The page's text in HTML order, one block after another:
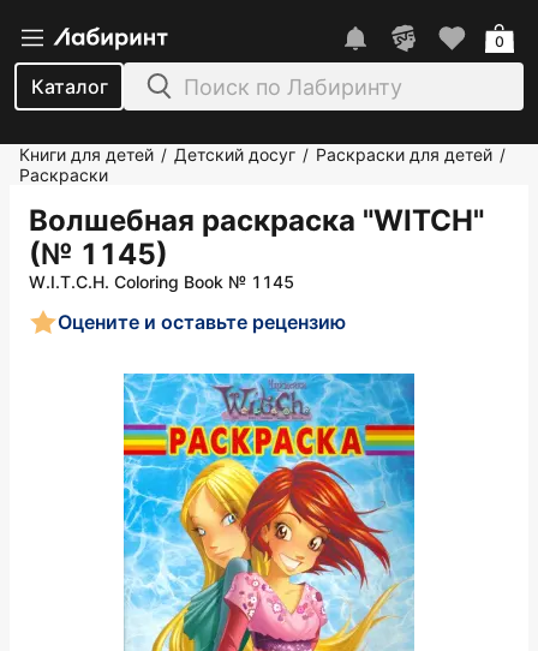
Каталог
0
Книги для детей / Детский досуг / Раскраски для детей /
Раскраски
Волшебная раскраска "WITCH"
(№ 1145)
W.I.T.C.H. Coloring Book № 1145
Оцените и оставьте рецензию